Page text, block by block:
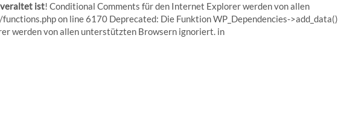
veraltet ist! Conditional Comments für den Internet Explorer werden von allen
on line 6170 Deprecated: Die Funktion WP_Dependencies->add_data()
werden von allen unterstützten Browsern ignoriert. in